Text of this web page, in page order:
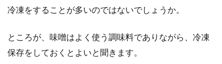
電子レンジでスチーム料理をラップ
冷凍をすることが多いのではないでしょうか。
ところが、味噌はよく使う調味料でありながら、冷凍
保存をしておくとよいと聞きます。